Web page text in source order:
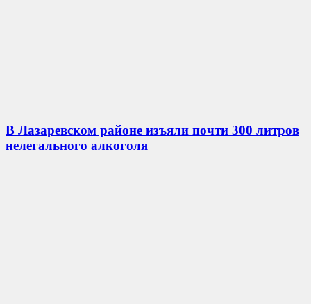
В Лазаревском районе изъяли почти 300 литров
нелегального алкоголя